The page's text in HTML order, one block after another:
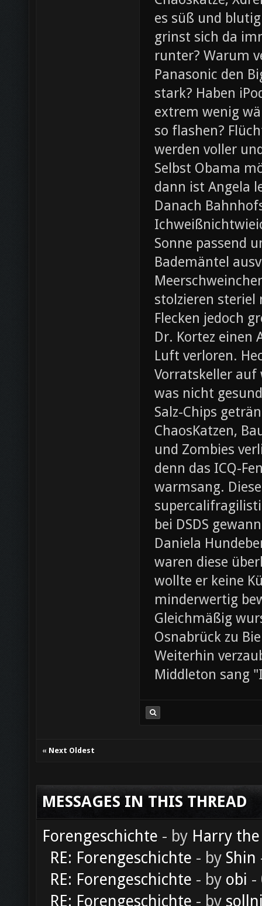
es süß und
grinst sich da
runter? Warum
Panasonic den
stark? Haben
extrem wenig
so flashen?
werden voller
Selbst Obama
dann ist Angela
Danach
Sonne passend
Bademäntel
stolzieren steriel
Flecken jedoch
Dr. Kortez einen
Luft verloren.
Vorratskeller
was nicht
Salz-Chips
ChaosKatzen,
und Zombies
denn das ICQ-
warmsang.
bei DSDS
Daniela
waren diese
wollte er keine
minderwertig
Gleichmäßig
Osnabrück zu
Weiterhin
Middleton sang
« Next Oldest
MESSAGES IN THIS THREAD
Forengeschichte - by Harry
RE: Forengeschichte - by Shin
RE: Forengeschichte - by obi -
RE: Forengeschichte - by